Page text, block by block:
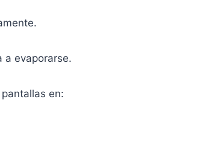
a evaporarse.
en: